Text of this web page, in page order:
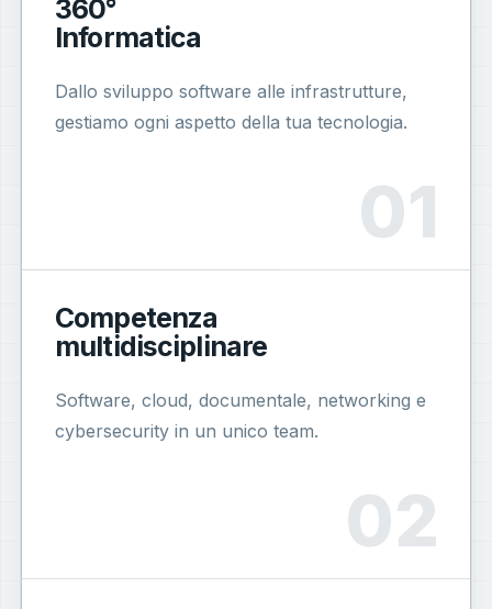
360°
Informatica
Dallo sviluppo software alle infrastrutture,
gestiamo ogni aspetto della tua tecnologia.
Competenza
multidisciplinare
Software, cloud, documentale, networking e
cybersecurity in un unico team.